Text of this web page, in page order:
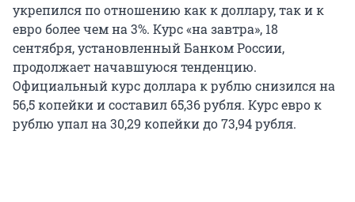
укрепился по отношению как к доллару, так и к
евро более чем на 3%. Курс «на завтра», 18
сентября, установленный Банком России,
продолжает начавшуюся тенденцию.
Официальный курс доллара к рублю снизился на
56,5 копейки и составил 65,36 рубля. Курс евро к
рублю упал на 30,29 копейки до 73,94 рубля.